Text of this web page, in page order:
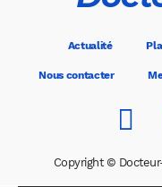
Actualité
Nous contacter
Copyright ©